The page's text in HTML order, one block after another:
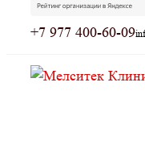
+7 977 400-60-09